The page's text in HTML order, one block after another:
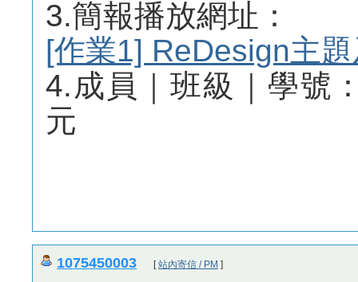
3.簡報播放網址：
[作業1] ReDesign主
4.成員｜班級｜學號
元
1075450003 [站內寄信 / PM ]